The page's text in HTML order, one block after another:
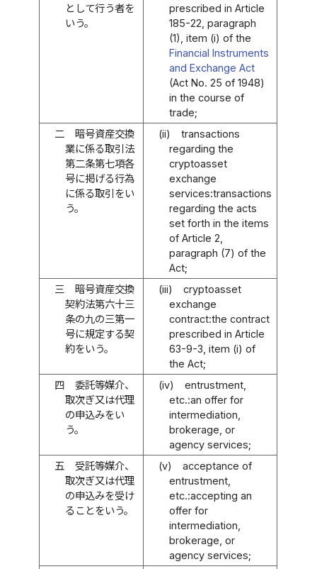
として行う者を
いう。
prescribed in Article
185-22, paragraph
(1), item (i) of the
Financial Instruments
and Exchange Act
(Act No. 25 of 1948)
in the course of
trade;
二
暗号資産交換
業に係る取引法
第二条第七項各
号に掲げる行為
に係る取引をい
う。
(ii)
transactions
regarding the
cryptoasset
exchange
services:transactions
regarding the acts
set forth in the items
of Article 2,
paragraph (7) of the
Act;
三
暗号資産交換
契約法第六十三
条の九の三第一
号に規定する契
約をいう。
(iii)
cryptoasset
exchange
contract:the contract
prescribed in Article
63-9-3, item (i) of
the Act;
四
委託等媒介、
取次ぎ又は代理
の申込みをい
う。
(iv)
entrustment,
etc.:an offer for
intermediation,
brokerage, or
agency services;
五
受託等媒介、
取次ぎ又は代理
の申込みを受け
ることをいう。
(v)
acceptance of
entrustment,
etc.:accepting an
offer for
intermediation,
brokerage, or
agency services;